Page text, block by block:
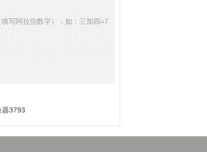
写阿拉伯数字），如：三加四=7
器3793